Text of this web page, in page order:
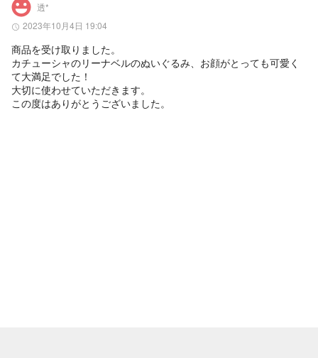
透*
2023年10月4日 19:04
商品を受け取りました。
カチューシャのリーナベルのぬいぐるみ、お顔がとっても可愛く
て大満足でした！
大切に使わせていただきます。
この度はありがとうございました。